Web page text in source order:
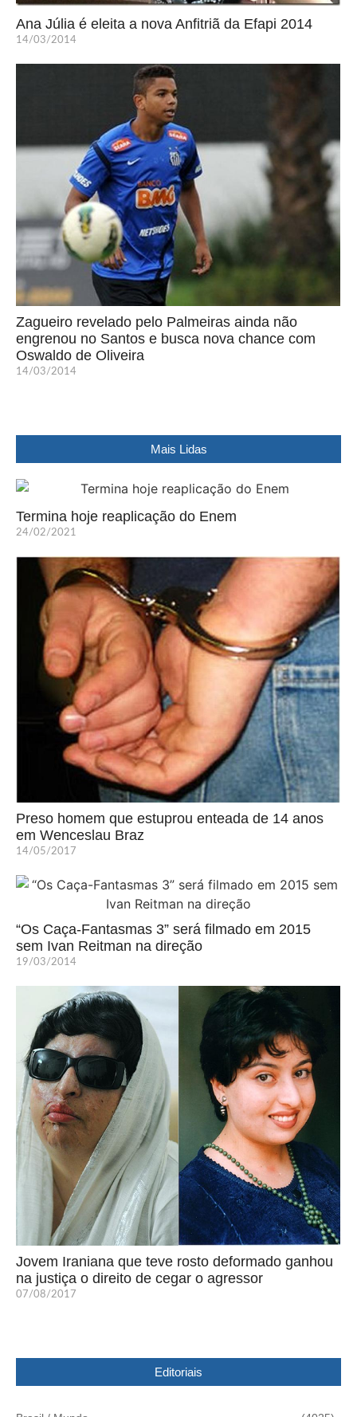
Ana Júlia é eleita a nova Anfitriã da Efapi 2014
14/03/2014
Zagueiro revelado pelo Palmeiras ainda não
engrenou no Santos e busca nova chance com
Oswaldo de Oliveira
14/03/2014
Mais Lidas
Termina hoje reaplicação do Enem
24/02/2021
Preso homem que estuprou enteada de 14 anos
em Wenceslau Braz
14/05/2017
“Os Caça-Fantasmas 3” será filmado em 2015
sem Ivan Reitman na direção
19/03/2014
Jovem Iraniana que teve rosto deformado ganhou
na justiça o direito de cegar o agressor
07/08/2017
Editoriais